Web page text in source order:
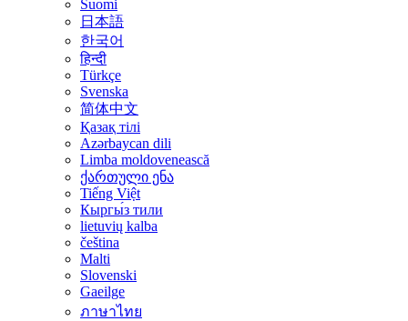
Suomi
日本語
한국어
हिन्दी
Türkçe
Svenska
简体中文
Қазақ тілі
Azərbaycan dili
Limba moldovenească
ქართული ენა
Tiếng Việt
Кыргы́з тили
lietuvių kalba
čeština
Malti
Slovenski
Gaeilge
ภาษาไทย